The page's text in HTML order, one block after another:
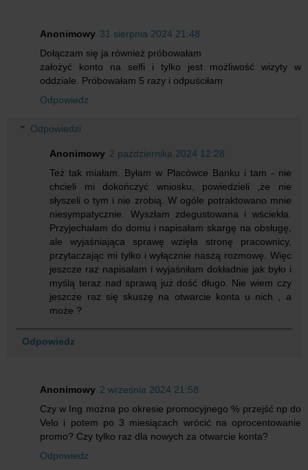
Anonimowy 31 sierpnia 2024 21:48
Dołączam się ja również próbowałam
założyć konto na selfi i tylko jest możliwość wizyty w
oddziale. Próbowałam 5 razy i odpuściłam
Odpowiedz
Odpowiedzi
Anonimowy 2 października 2024 12:28
Też tak miałam. Byłam w Placówce Banku i tam - nie
chcieli mi dokończyć wniosku, powiedzieli ,że nie
słyszeli o tym i nie zrobią. W ogóle potraktowano mnie
niesympatycznie. Wyszłam zdegustowana i wściekła.
Przyjechałam do domu i napisałam skargę na obsługę,
ale wyjaśniająca sprawę wzięła stronę pracownicy,
przytaczając mi tylko i wyłącznie naszą rozmowę. Więc
jeszcze raz napisałam i wyjaśniłam dokładnie jak było i
myślą teraz nad sprawą już dość długo. Nie wiem czy
jeszcze raz się skuszę na otwarcie konta u nich , a
może ?
Odpowiedz
Anonimowy 2 września 2024 21:58
Czy w Ing można po okresie promocyjnego % przejść np do
Velo i potem po 3 miesiącach wrócić na oprocentowanie
promo? Czy tylko raz dla nowych za otwarcie konta?
Odpowiedz